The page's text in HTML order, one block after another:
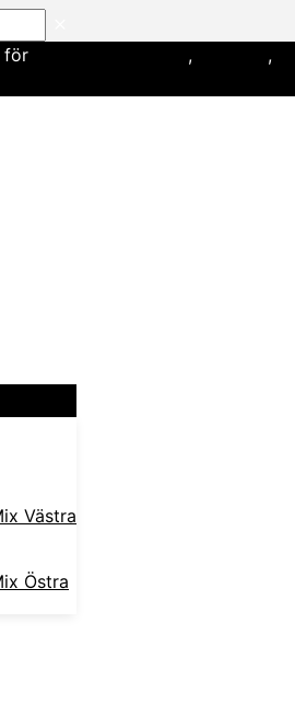
för , ,
Västra
Östra